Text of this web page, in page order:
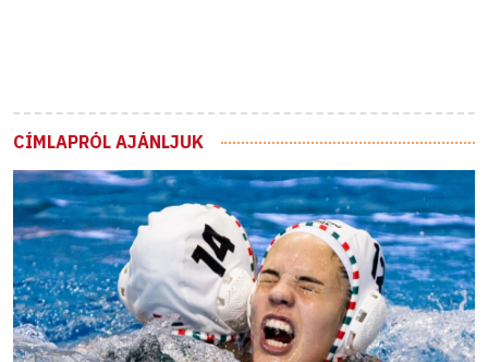
CÍMLAPRÓL AJÁNLJUK